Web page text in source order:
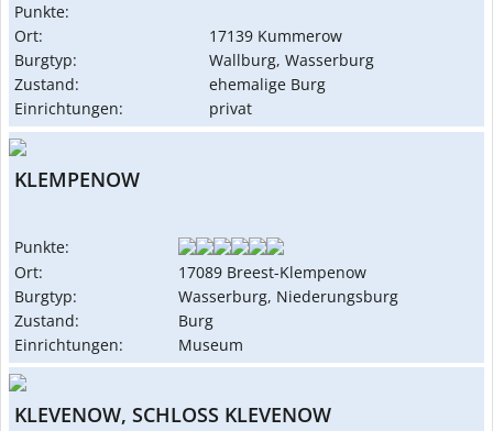
Punkte:
Ort:
17139 Kummerow
Burgtyp:
Wallburg, Wasserburg
Zustand:
ehemalige Burg
Einrichtungen:
privat
KLEMPENOW
Punkte:
Ort:
17089 Breest-Klempenow
Burgtyp:
Wasserburg, Niederungsburg
Zustand:
Burg
Einrichtungen:
Museum
KLEVENOW, SCHLOSS KLEVENOW